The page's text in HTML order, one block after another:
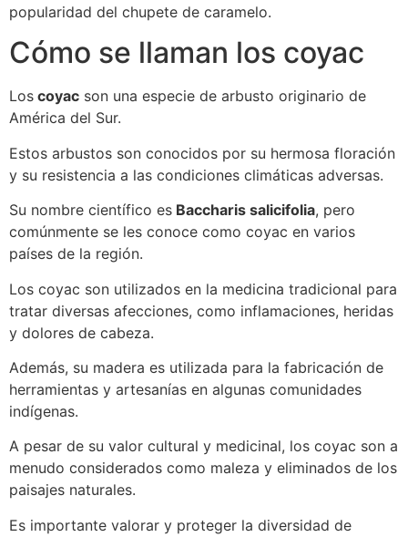
popularidad del chupete de caramelo.
Cómo se llaman los coyac
Los coyac son una especie de arbusto originario de
América del Sur.
Estos arbustos son conocidos por su hermosa floración
y su resistencia a las condiciones climáticas adversas.
Su nombre científico es Baccharis salicifolia, pero
comúnmente se les conoce como coyac en varios
países de la región.
Los coyac son utilizados en la medicina tradicional para
tratar diversas afecciones, como inflamaciones, heridas
y dolores de cabeza.
Además, su madera es utilizada para la fabricación de
herramientas y artesanías en algunas comunidades
indígenas.
A pesar de su valor cultural y medicinal, los coyac son a
menudo considerados como maleza y eliminados de los
paisajes naturales.
Es importante valorar y proteger la diversidad de